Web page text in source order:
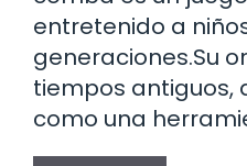
entretenido a
generaciones.Su
tiempos antiguos,
como una